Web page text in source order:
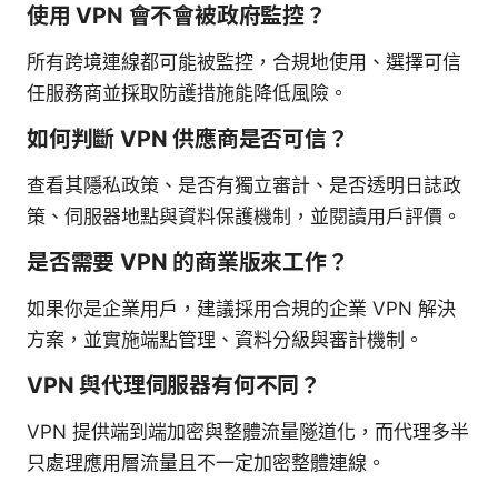
使用 VPN 會不會被政府監控？
所有跨境連線都可能被監控，合規地使用、選擇可信
任服務商並採取防護措施能降低風險。
如何判斷 VPN 供應商是否可信？
查看其隱私政策、是否有獨立審計、是否透明日誌政
策、伺服器地點與資料保護機制，並閱讀用戶評價。
是否需要 VPN 的商業版來工作？
如果你是企業用戶，建議採用合規的企業 VPN 解決
方案，並實施端點管理、資料分級與審計機制。
VPN 與代理伺服器有何不同？
VPN 提供端到端加密與整體流量隧道化，而代理多半
只處理應用層流量且不一定加密整體連線。